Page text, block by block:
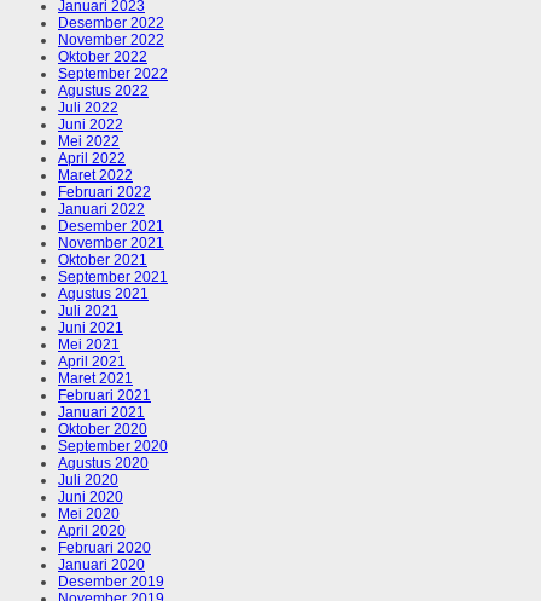
Januari 2023
Desember 2022
November 2022
Oktober 2022
September 2022
Agustus 2022
Juli 2022
Juni 2022
Mei 2022
April 2022
Maret 2022
Februari 2022
Januari 2022
Desember 2021
November 2021
Oktober 2021
September 2021
Agustus 2021
Juli 2021
Juni 2021
Mei 2021
April 2021
Maret 2021
Februari 2021
Januari 2021
Oktober 2020
September 2020
Agustus 2020
Juli 2020
Juni 2020
Mei 2020
April 2020
Februari 2020
Januari 2020
Desember 2019